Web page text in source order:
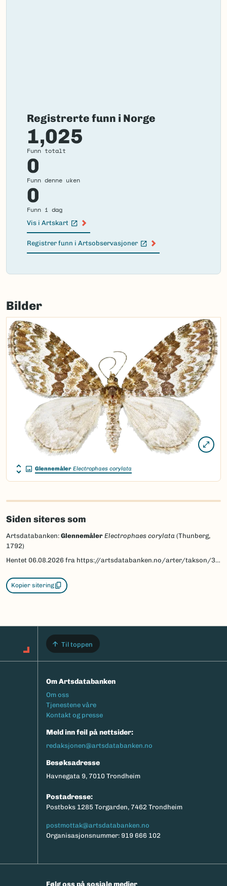
Registrerte funn i Norge
1,025
Funn totalt
0
Funn denne uken
0
Funn i dag
Vis i Artskart
(Ekstern lenke)
Registrer funn i Artsobservasjoner
(Ekstern lenke)
Failed
load
map.
Bilder
Glennemåler Electrophaes corylata
Siden siteres som
Artsdatabanken: Glennemåler Electrophaes corylata (Thunberg,
1792)
Hentet 06.08.2026 fra https://artsdatabanken.no/arter/takson/30056
Kopier sitering
Til toppen
Om Artsdatabanken
Footermeny
Om oss
Tjenestene våre
Kontakt og presse
Meld inn feil på nettsider:
redaksjonen@artsdatabanken.no
Besøksadresse
Havnegata 9, 7010 Trondheim
Postadresse:
Postboks 1285 Torgarden, 7462 Trondheim
postmottak@artsdatabanken.no
Organisasjonsnummer: 919 666 102
Følg oss på sosiale medier